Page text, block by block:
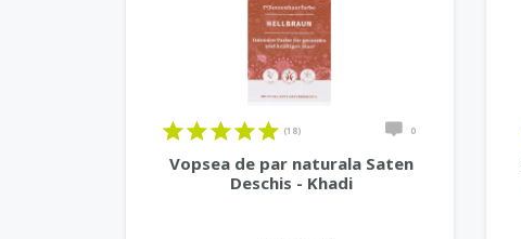
(18) 0
Vopsea de par naturala Saten
Deschis - Khadi